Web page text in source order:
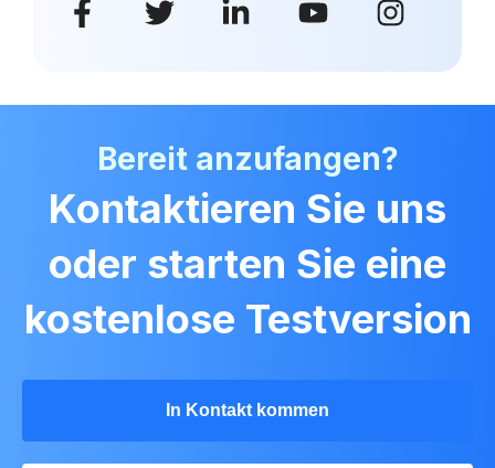
Bereit anzufangen?
Kontaktieren Sie uns
oder starten Sie eine
kostenlose Testversion
In Kontakt kommen